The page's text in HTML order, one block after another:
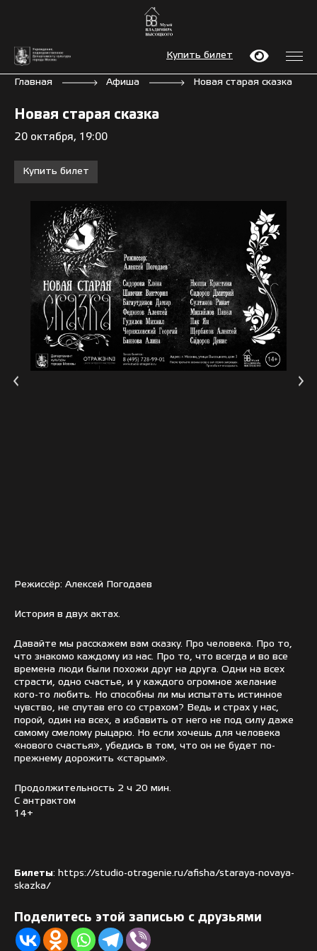
Купить билет
Главная Афиша Новая старая сказка
Новая старая сказка
20 октября, 19:00
Купить билет
Режиссёр: Алексей Погодаев
История в двух актах.
Давайте мы расскажем вам сказку. Про человека. Про то,
что знакомо каждому из нас. Про то, что всегда и во все
времена люди были похожи друг на друга. Одни на всех
страсти, одно счастье, и у каждого огромное желание
кого-то любить. Но способны ли мы испытать истинное
чувство, не спутав его со страхом? Ведь и страх у нас,
порой, один на всех, а избавить от него не под силу даже
самому смелому рыцарю. Но если хочешь для человека
«нового счастья», убедись в том, что он не будет по-
прежнему дорожить «старым».
Продолжительность 2 ч 20 мин.
С антрактом
14+
Билеты: https://studio-otragenie.ru/afisha/staraya-novaya-
skazka/
Поделитесь этой записью с друзьями